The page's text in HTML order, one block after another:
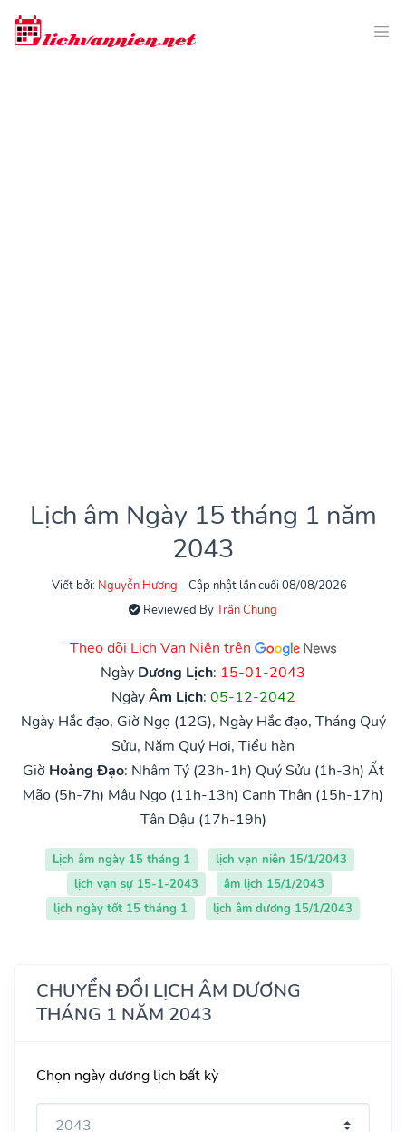
Lịch âm Ngày 15 tháng 1 năm
2043
Viết bởi: Nguyễn Hương
Cập nhật lần cuối 08/08/2026
Reviewed ByTrần Chung
Theo dõi Lịch Vạn Niên trên
Ngày Dương Lịch: 15-01-2043
NgàyÂm Lịch: 05-12-2042
Ngày Hắc đạo, Giờ Ngọ (12G), Ngày Hắc đạo, Tháng Quý
Sửu, Năm Quý Hợi, Tiểu hàn
Giờ Hoàng Đạo: Nhâm Tý (23h-1h) Quý Sửu (1h-3h) Ất
Mão (5h-7h) Mậu Ngọ (11h-13h) Canh Thân (15h-17h)
Tân Dậu (17h-19h)
Lịch âm ngày 15 tháng 1
lịch vạn niên 15/1/2043
lịch vạn sự 15-1-2043
âm lịch 15/1/2043
lịch ngày tốt 15 tháng 1
lịch âm dương 15/1/2043
CHUYỂN ĐỔI LỊCH ÂM DƯƠNG
THÁNG 1 NĂM 2043
Chọn ngày dương lịch bất kỳ